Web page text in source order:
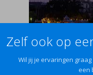
Zelf ook op
Wil jij je ervaringen
een